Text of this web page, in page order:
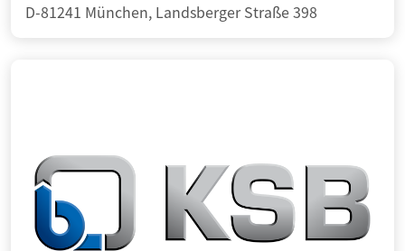
D-81241 München, Landsberger Straße 398